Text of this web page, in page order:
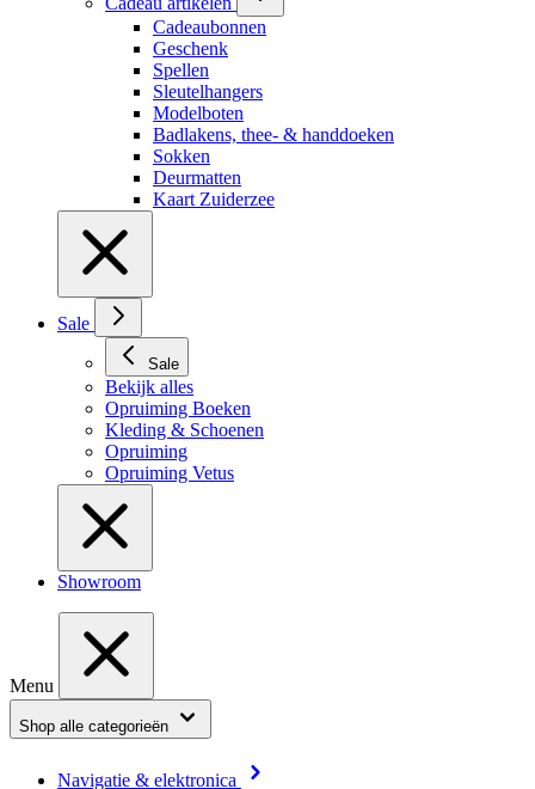
Cadeaubonnen
Geschenk
Spellen
Sleutelhangers
Modelboten
Badlakens, thee- & handdoeken
Sokken
Deurmatten
Kaart Zuiderzee
Sale
Sale
Bekijk alles
Opruiming Boeken
Kleding & Schoenen
Opruiming
Opruiming Vetus
Showroom
Menu
Shop alle categorieën
Navigatie & elektronica